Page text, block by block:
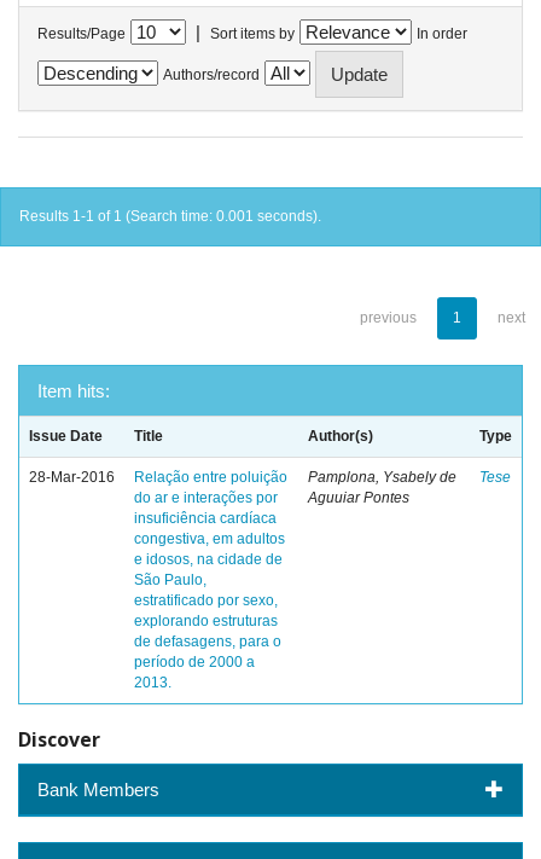
Results/Page | Sort items by In order
Authors/record
Results 1-1 of 1 (Search time: 0.001 seconds).
previous 1 next
Item hits:
Issue Date Title Author(s) Type
28-Mar-2016
Relação entre poluição
do ar e interações por
insuficiência cardíaca
congestiva, em adultos
e idosos, na cidade de
São Paulo,
estratificado por sexo,
explorando estruturas
de defasagens, para o
período de 2000 a
2013.
Pamplona, Ysabely de
Aguuiar Pontes
Tese
Discover
Bank Members